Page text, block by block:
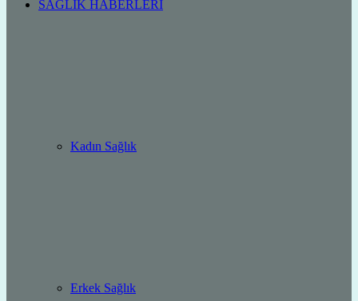
SAĞLIK HABERLERI
Kadın Sağlık
Erkek Sağlık